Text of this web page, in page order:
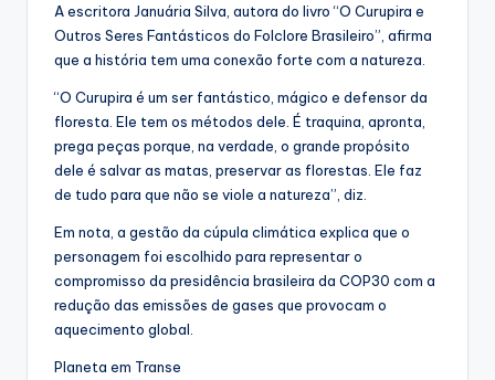
A escritora Januária Silva, autora do livro “O Curupira e
Outros Seres Fantásticos do Folclore Brasileiro”, afirma
que a história tem uma conexão forte com a natureza.
“O Curupira é um ser fantástico, mágico e defensor da
floresta. Ele tem os métodos dele. É traquina, apronta,
prega peças porque, na verdade, o grande propósito
dele é salvar as matas, preservar as florestas. Ele faz
de tudo para que não se viole a natureza”, diz.
Em nota, a gestão da cúpula climática explica que o
personagem foi escolhido para representar o
compromisso da presidência brasileira da COP30 com a
redução das emissões de gases que provocam o
aquecimento global.
Planeta em Transe